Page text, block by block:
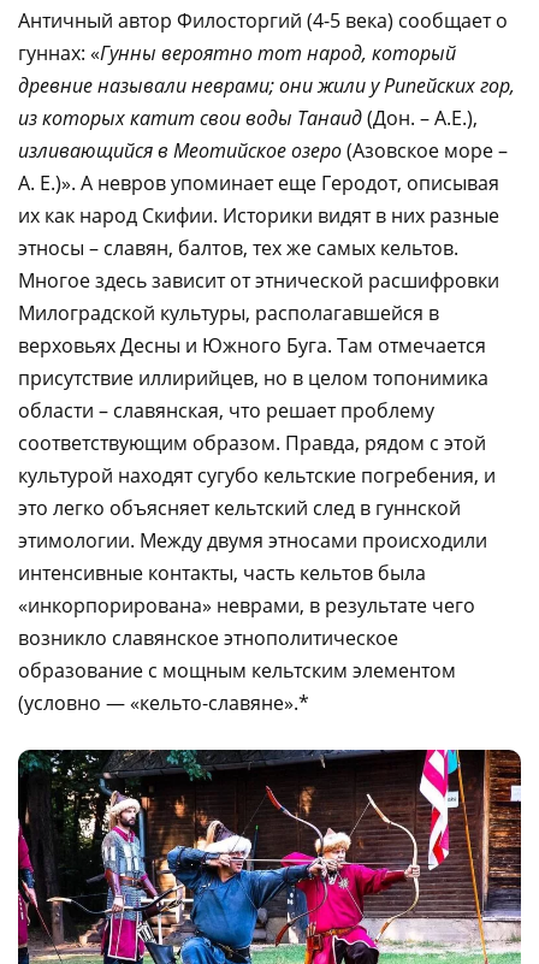
Античный автор Филосторгий (4-5 века) сообщает о
гуннах: «Гунны вероятно тот народ, который
древние называли неврами; они жили у Рипейских гор,
из которых катит свои воды Танаид(Дон. – А.Е.),
изливающийся в Меотийское озеро(Азовское море –
А. Е.)». А невров упоминает еще Геродот, описывая
их как народ Скифии. Историки видят в них разные
этносы – славян, балтов, тех же самых кельтов.
Многое здесь зависит от этнической расшифровки
Милоградской культуры, располагавшейся в
верховьях Десны и Южного Буга. Там отмечается
присутствие иллирийцев, но в целом топонимика
области – славянская, что решает проблему
соответствующим образом. Правда, рядом с этой
культурой находят сугубо кельтские погребения, и
это легко объясняет кельтский след в гуннской
этимологии. Между двумя этносами происходили
интенсивные контакты, часть кельтов была
«инкорпорирована» неврами, в результате чего
возникло славянское этнополитическое
образование с мощным кельтским элементом
(условно — «кельто-славяне».*